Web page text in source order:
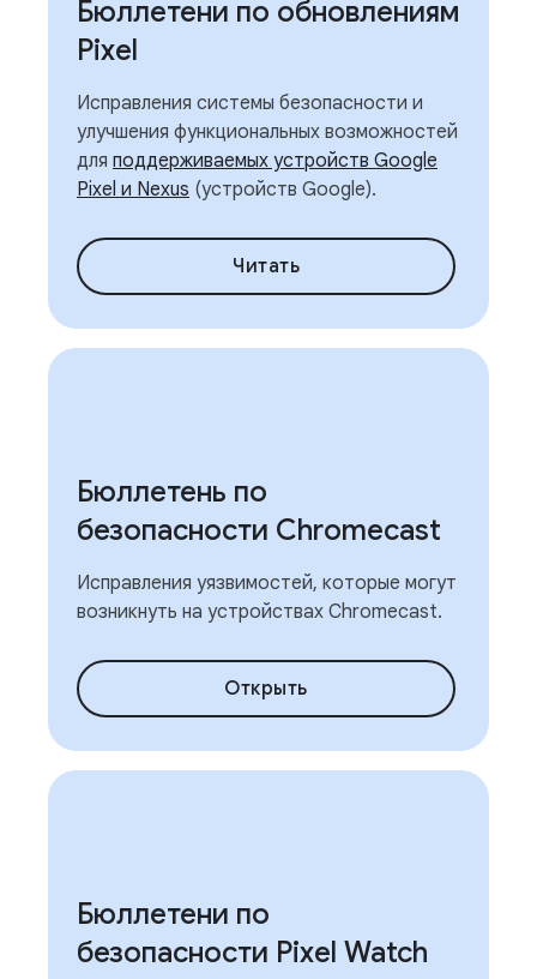
Бюллетени по обновлениям
Pixel
Исправления системы безопасности и
улучшения функциональных возможностей
для поддерживаемых устройств Google
Pixel и Nexus (устройств Google).
Читать
Бюллетень по
безопасности Chromecast
Исправления уязвимостей, которые могут
возникнуть на устройствах Chromecast.
Открыть
Бюллетени по
безопасности Pixel Watch